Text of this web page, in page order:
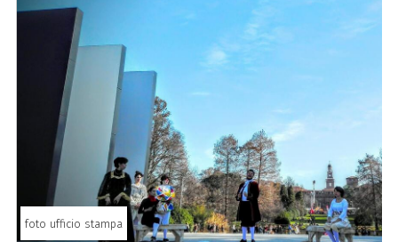
foto ufficio stampa